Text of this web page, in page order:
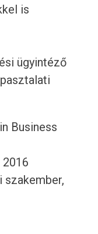
is
ügyintéző
Business